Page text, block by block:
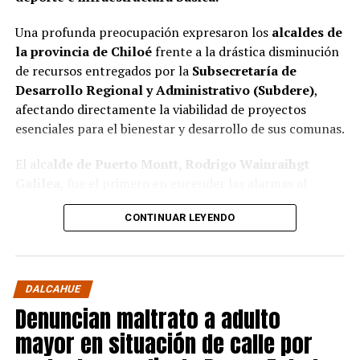
Una profunda preocupación expresaron los alcaldes de
la provincia de Chiloéfrente a la drástica disminución
de recursos entregados por la Subsecretaría de
Desarrollo Regional y Administrativo (Subdere),
afectando directamente la viabilidad de proyectos
esenciales para el bienestar y desarrollo de sus comunas.
El alca lde de Puerto Montt, Rodrigo Wainraihgt
denunciar públicamente que la Subdere no cuenta con
fondos para financiar iniciativas del Programa de
Mejoramiento de Barrios (PMB), a pesar de que muchas
ya estaban declaradas elegibles.
historia, la Subdere no tiene recursos para estos
programas fundamentales”, afirmó el edil de la capital
regional de Los Lagos.
CONTINUAR LEYENDO
DALCAHUE
Denuncian maltrato a adulto
mayor en situación de calle por